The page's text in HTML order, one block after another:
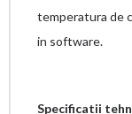
temperatura de
in software.
Specificatii